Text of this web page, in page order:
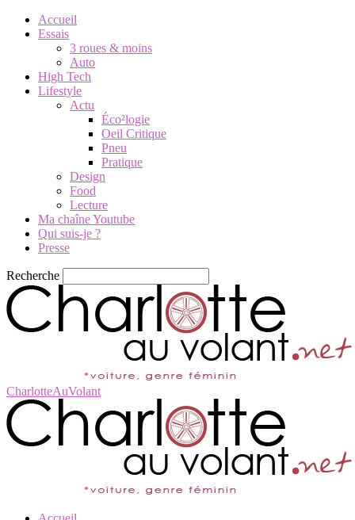
Accueil
Essais
3 roues & moins
Auto
High Tech
Lifestyle
Actu
Éco²logie
Oeil Critique
Pneu
Pratique
Design
Food
Lecture
Ma chaîne Youtube
Qui suis-je ?
Presse
Recherche
CharlotteAuVolant